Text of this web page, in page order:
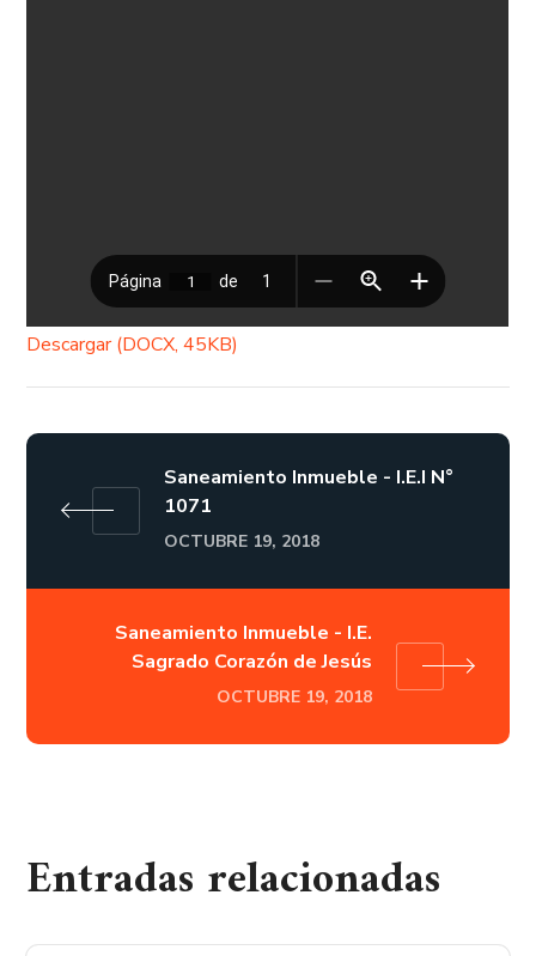
Descargar (DOCX, 45KB)
Saneamiento Inmueble - I.E.I N°
1071
OCTUBRE 19, 2018
Saneamiento Inmueble - I.E.
Sagrado Corazón de Jesús
OCTUBRE 19, 2018
Entradas relacionadas